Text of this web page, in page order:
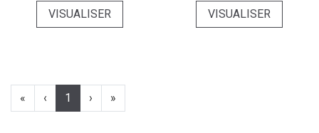
VISUALISER VISUALISER
« ‹ 1 › »